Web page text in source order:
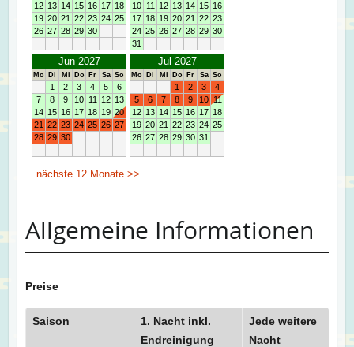
Allgemeine Informationen
Preise
Saison
1. Nacht inkl.
Endreinigung
Jede weitere
Nacht